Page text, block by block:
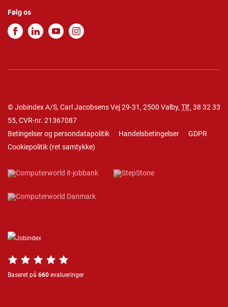
Følg os
© Jobindex A/S, Carl Jacobsens Vej 29-31, 2500 Valby, Tlf. 38 32 33
55, CVR-nr. 21367087
Betingelser og persondatapolitik
Handelsbetingelser
GDPR
Cookiepolitik (ret samtykke)
Baseret på 660 evalueringer